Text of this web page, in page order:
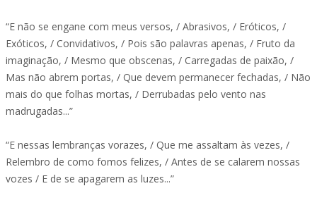
“E não se engane com meus versos, / Abrasivos, / Eróticos, /
Exóticos, / Convidativos, / Pois são palavras apenas, / Fruto da
imaginação, / Mesmo que obscenas, / Carregadas de paixão, /
Mas não abrem portas, / Que devem permanecer fechadas, / Não
mais do que folhas mortas, / Derrubadas pelo vento nas
madrugadas...”
“E nessas lembranças vorazes, / Que me assaltam às vezes, /
Relembro de como fomos felizes, / Antes de se calarem nossas
vozes / E de se apagarem as luzes...”